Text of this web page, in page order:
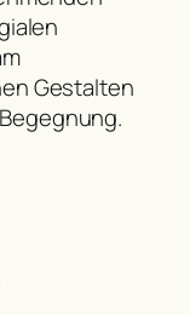
Gestalten